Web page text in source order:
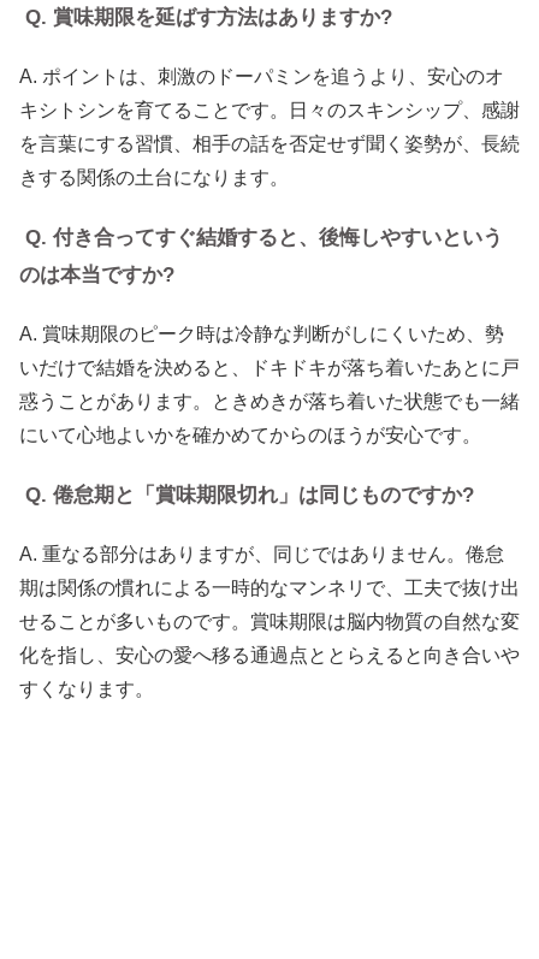
Q. 賞味期限を延ばす方法はありますか?
A. ポイントは、刺激のドーパミンを追うより、安心のオ
キシトシンを育てることです。日々のスキンシップ、感謝
を言葉にする習慣、相手の話を否定せず聞く姿勢が、長続
きする関係の土台になります。
Q. 付き合ってすぐ結婚すると、後悔しやすいという
のは本当ですか?
A. 賞味期限のピーク時は冷静な判断がしにくいため、勢
いだけで結婚を決めると、ドキドキが落ち着いたあとに戸
惑うことがあります。ときめきが落ち着いた状態でも一緒
にいて心地よいかを確かめてからのほうが安心です。
Q. 倦怠期と「賞味期限切れ」は同じものですか?
A. 重なる部分はありますが、同じではありません。倦怠
期は関係の慣れによる一時的なマンネリで、工夫で抜け出
せることが多いものです。賞味期限は脳内物質の自然な変
化を指し、安心の愛へ移る通過点ととらえると向き合いや
すくなります。